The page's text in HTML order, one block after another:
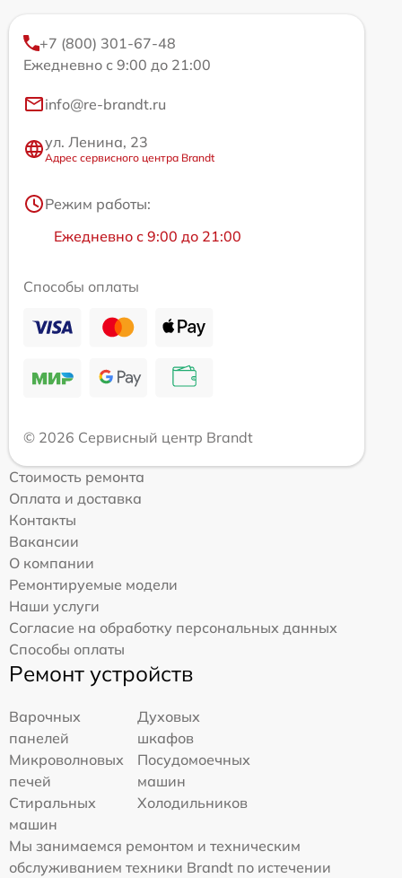
+7 (800) 301-67-48
Ежедневно с 9:00 до 21:00
info@re-brandt.ru
ул. Ленина, 23
Адрес сервисного центра Brandt
Режим работы:
Ежедневно с 9:00 до 21:00
Способы оплаты
© 2026 Сервисный центр Brandt
Стоимость ремонта
Оплата и доставка
Контакты
Вакансии
О компании
Ремонтируемые модели
Наши услуги
Согласие на обработку персональных данных
Способы оплаты
Ремонт устройств
Варочных
панелей
Духовых
шкафов
Микроволновых
печей
Посудомоечных
машин
Стиральных
машин
Холодильников
Мы занимаемся ремонтом и техническим
обслуживанием техники Brandt по истечении